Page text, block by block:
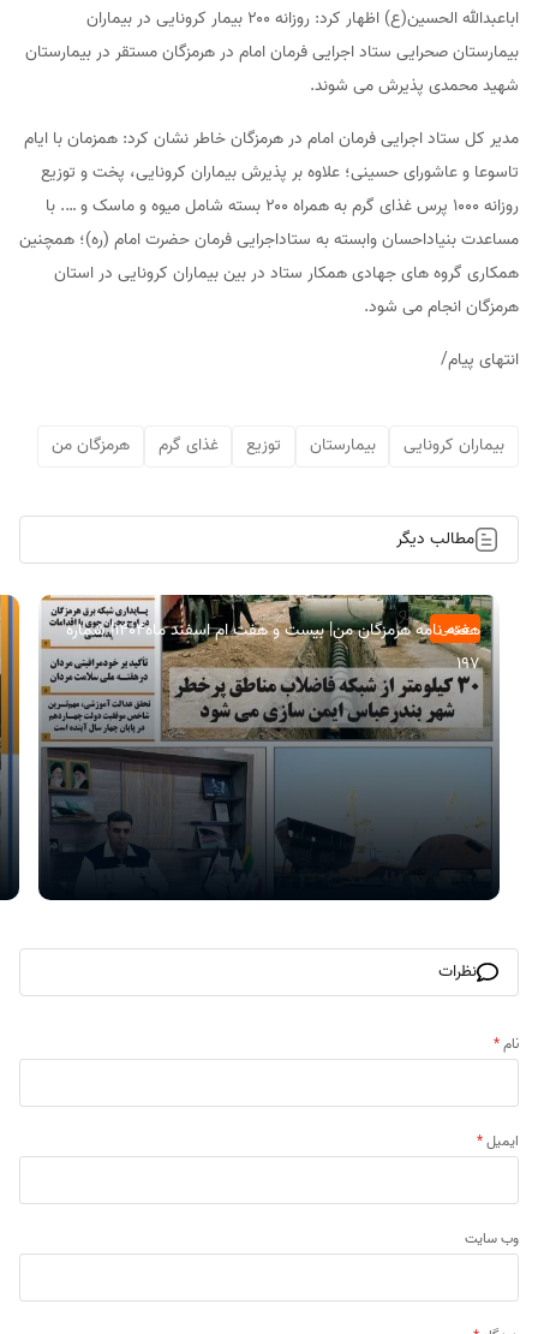
اباعبدالله الحسین(ع) اظهار کرد: روزانه ۲۰۰ بیمار کرونایی در بیماران
بیمارستان صحرایی ستاد اجرایی فرمان امام در هرمزگان مستقر در بیمارستان
شهید محمدی پذیرش می شوند.
مدیر کل ستاد اجرایی فرمان امام در هرمزگان خاطر نشان کرد: همزمان با ایام
تاسوعا و عاشورای حسینی؛ علاوه بر پذیرش بیماران کرونایی، پخت و توزیع
روزانه ۱۰۰۰ پرس غذای گرم به همراه ۲۰۰ بسته شامل میوه و ماسک و …. با
مساعدت بنیاداحسان وابسته به ستاداجرایی فرمان حضرت امام (ره)؛ همچنین
همکاری گروه های جهادی همکار ستاد در بین بیماران کرونایی در استان
هرمزگان انجام می شود.
انتهای پیام/
بیماران کرونایی بیمارستان توزیع غذای گرم هرمزگان من
مطالب دیگر
عمومی
هفته نامه هرمزگان من| بیست و هفت ام اسفند ماه۱۴۰۴| شماره
197
نظرات
نام*
ایمیل*
وب‌ سایت